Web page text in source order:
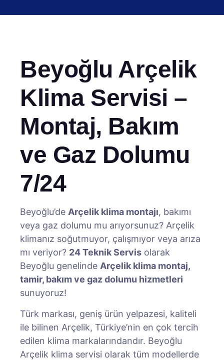
Beyoğlu Arçelik
Klima Servisi –
Montaj, Bakım
ve Gaz Dolumu
7/24
Beyoğlu’de Arçelik klima montajı, bakımı
veya gaz dolumu mu arıyorsunuz? Arçelik
klimanız soğutmuyor, çalışmıyor veya arıza
mı veriyor? 24 Teknik Servis olarak
Beyoğlu genelinde Arçelik klima montaj,
tamir, bakım ve gaz dolumu hizmetleri
sunuyoruz!
Türk markası, geniş ürün yelpazesi, kaliteli
ile bilinen Arçelik, Türkiye’nin en çok tercih
edilen klima markalarındandır. Beyoğlu
Arçelik klima servisi olarak tüm modellerde